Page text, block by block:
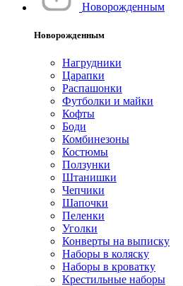
Новорожденным
Новорожденным
Нагрудники
Царапки
Распашонки
Футболки и майки
Кофты
Боди
Комбинезоны
Костюмы
Ползунки
Штанишки
Чепчики
Шапочки
Пеленки
Уголки
Конверты на выписку
Наборы в коляску
Наборы в кроватку
Крестильные наборы